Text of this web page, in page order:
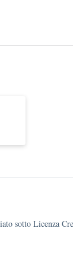
sotto Licenza